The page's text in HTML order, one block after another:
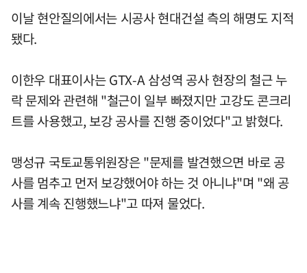
이날 현안질의에서는 시공사 현대건설 측의 해명도 지적
됐다.
이한우 대표이사는 GTX-A 삼성역 공사 현장의 철근 누
락 문제와 관련해 "철근이 일부 빠졌지만 고강도 콘크리
트를 사용했고, 보강 공사를 진행 중이었다"고 밝혔다.
맹성규 국토교통위원장은 "문제를 발견했으면 바로 공
사를 멈추고 먼저 보강했어야 하는 것 아니냐"며 "왜 공
사를 계속 진행했느냐"고 따져 물었다.